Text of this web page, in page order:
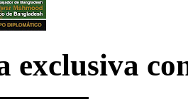
exclusiva